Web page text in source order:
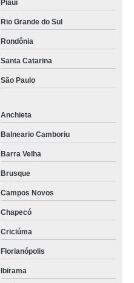
Piauí
Rio Grande do Sul
Rondônia
Santa Catarina
São Paulo
Anchieta
Balneario Camboriu
Barra Velha
Brusque
Campos Novos
Chapecó
Criciúma
Florianópolis
Ibirama